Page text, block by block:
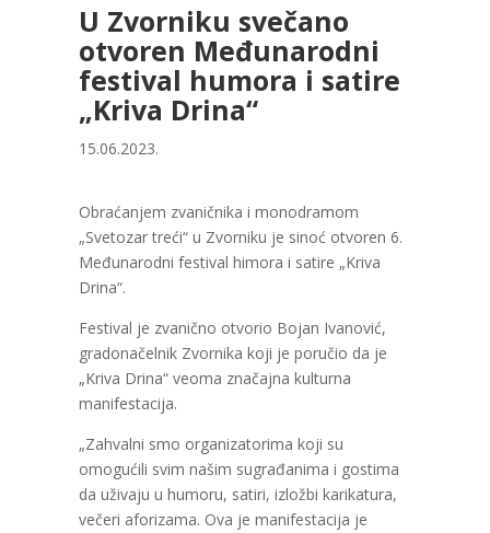
U Zvorniku svečano
otvoren Međunarodni
festival humora i satire
„Kriva Drina“
15.06.2023.
Obraćanjem zvaničnika i monodramom
„Svetozar treći“ u Zvorniku je sinoć otvoren 6.
Međunarodni festival himora i satire „Kriva
Drina“.
Festival je zvanično otvorio Bojan Ivanović,
gradonačelnik Zvornika koji je poručio da je
„Kriva Drina“ veoma značajna kulturna
manifestacija.
„Zahvalni smo organizatorima koji su
omogućili svim našim sugrađanima i gostima
da uživaju u humoru, satiri, izložbi karikatura,
večeri aforizama. Ova je manifestacija je